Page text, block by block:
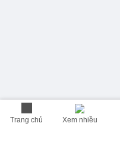
Trang chủ Xem nhiều